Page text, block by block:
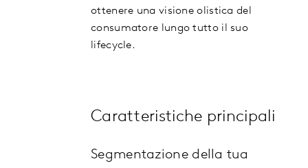
ottenere una visione olistica del
consumatore lungo tutto il suo
lifecycle.
Caratteristiche principali
Segmentazione della tua